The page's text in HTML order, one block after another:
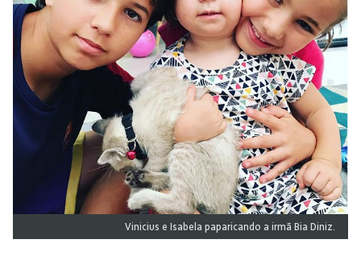
Vinicius e Isabela paparicando a irmã Bia Diniz.